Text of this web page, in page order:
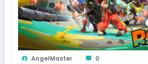
AngelMaster 0